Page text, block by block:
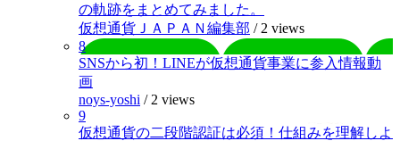
の軌跡をまとめてみました。
仮想通貨ＪＡＰＡＮ編集部 / 2 views
8
SNSから初！LINEが仮想通貨事業に参入情報動
画
noys-yoshi / 2 views
9
仮想通貨の二段階認証は必須！仕組みを理解しよ